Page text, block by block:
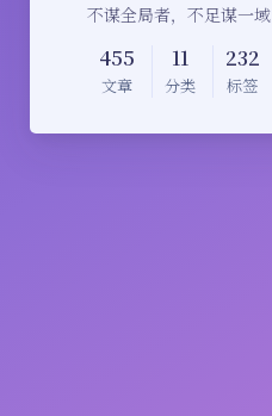
不谋全局者，不足谋一域
455
文章
11
分类
232
标签